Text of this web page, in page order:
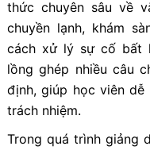
thức chuyên sâu về
chuyền lạnh, khám
cách xử lý sự cố bất
lồng ghép nhiều câu
định, giúp học viên dễ
trách nhiệm.
Trong quá trình giảng